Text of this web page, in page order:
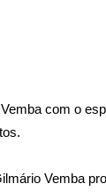
com o
Vemba